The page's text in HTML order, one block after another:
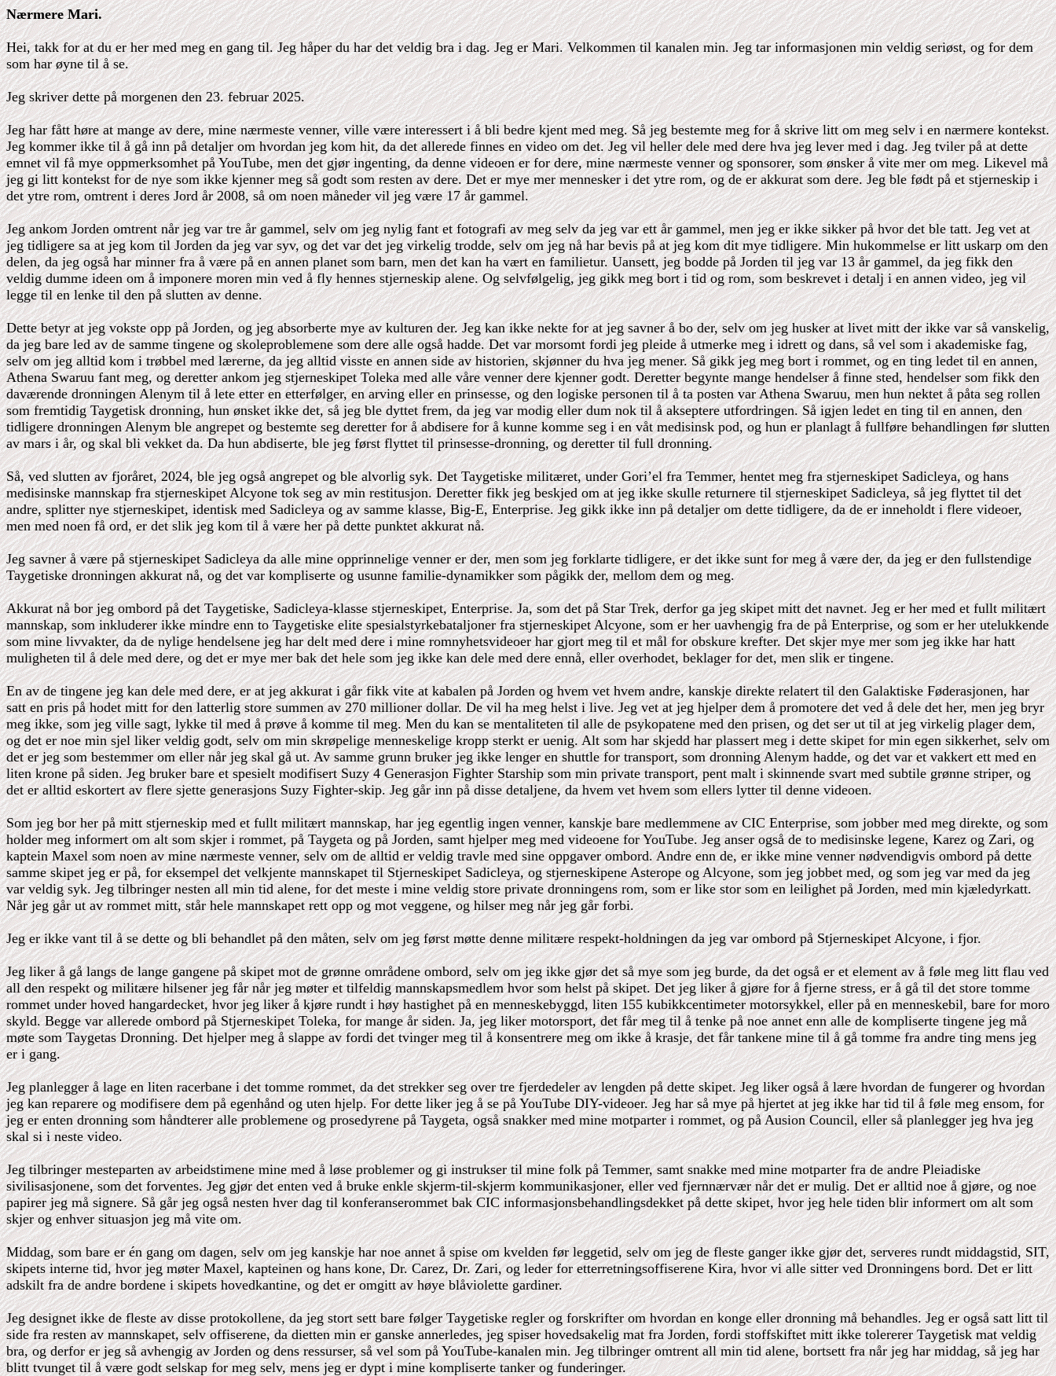
Nærmere Mari.
Hei, takk for at du er her med meg en gang til. Jeg håper du har det veldig bra i dag. Jeg er Mari. Velkommen til kanalen min. Jeg tar informasjonen min veldig seriøst, og for dem
som har øyne til å se.
Jeg skriver dette på morgenen den 23. februar 2025.
Jeg har fått høre at mange av dere, mine nærmeste venner, ville være interessert i å bli bedre kjent med meg. Så jeg bestemte meg for å skrive litt om meg selv i en nærmere kontekst.
Jeg kommer ikke til å gå inn på detaljer om hvordan jeg kom hit, da det allerede finnes en video om det. Jeg vil heller dele med dere hva jeg lever med i dag. Jeg tviler på at dette
emnet vil få mye oppmerksomhet på YouTube, men det gjør ingenting, da denne videoen er for dere, mine nærmeste venner og sponsorer, som ønsker å vite mer om meg. Likevel må
jeg gi litt kontekst for de nye som ikke kjenner meg så godt som resten av dere. Det er mye mer mennesker i det ytre rom, og de er akkurat som dere. Jeg ble født på et stjerneskip i
det ytre rom, omtrent i deres Jord år 2008, så om noen måneder vil jeg være 17 år gammel.
Jeg ankom Jorden omtrent når jeg var tre år gammel, selv om jeg nylig fant et fotografi av meg selv da jeg var ett år gammel, men jeg er ikke sikker på hvor det ble tatt. Jeg vet at
jeg tidligere sa at jeg kom til Jorden da jeg var syv, og det var det jeg virkelig trodde, selv om jeg nå har bevis på at jeg kom dit mye tidligere. Min hukommelse er litt uskarp om den
delen, da jeg også har minner fra å være på en annen planet som barn, men det kan ha vært en familietur. Uansett, jeg bodde på Jorden til jeg var 13 år gammel, da jeg fikk den
veldig dumme ideen om å imponere moren min ved å fly hennes stjerneskip alene. Og selvfølgelig, jeg gikk meg bort i tid og rom, som beskrevet i detalj i en annen video, jeg vil
legge til en lenke til den på slutten av denne.
Dette betyr at jeg vokste opp på Jorden, og jeg absorberte mye av kulturen der. Jeg kan ikke nekte for at jeg savner å bo der, selv om jeg husker at livet mitt der ikke var så vanskelig,
da jeg bare led av de samme tingene og skoleproblemene som dere alle også hadde. Det var morsomt fordi jeg pleide å utmerke meg i idrett og dans, så vel som i akademiske fag,
selv om jeg alltid kom i trøbbel med lærerne, da jeg alltid visste en annen side av historien, skjønner du hva jeg mener. Så gikk jeg meg bort i rommet, og en ting ledet til en annen,
Athena Swaruu fant meg, og deretter ankom jeg stjerneskipet Toleka med alle våre venner dere kjenner godt. Deretter begynte mange hendelser å finne sted, hendelser som fikk den
daværende dronningen Alenym til å lete etter en etterfølger, en arving eller en prinsesse, og den logiske personen til å ta posten var Athena Swaruu, men hun nektet å påta seg rollen
som fremtidig Taygetisk dronning, hun ønsket ikke det, så jeg ble dyttet frem, da jeg var modig eller dum nok til å akseptere utfordringen. Så igjen ledet en ting til en annen, den
tidligere dronningen Alenym ble angrepet og bestemte seg deretter for å abdisere for å kunne komme seg i en våt medisinsk pod, og hun er planlagt å fullføre behandlingen før slutten
av mars i år, og skal bli vekket da. Da hun abdiserte, ble jeg først flyttet til prinsesse-dronning, og deretter til full dronning.
Så, ved slutten av fjoråret, 2024, ble jeg også angrepet og ble alvorlig syk. Det Taygetiske militæret, under Gori’el fra Temmer, hentet meg fra stjerneskipet Sadicleya, og hans
medisinske mannskap fra stjerneskipet Alcyone tok seg av min restitusjon. Deretter fikk jeg beskjed om at jeg ikke skulle returnere til stjerneskipet Sadicleya, så jeg flyttet til det
andre, splitter nye stjerneskipet, identisk med Sadicleya og av samme klasse, Big-E, Enterprise. Jeg gikk ikke inn på detaljer om dette tidligere, da de er inneholdt i flere videoer,
men med noen få ord, er det slik jeg kom til å være her på dette punktet akkurat nå.
Jeg savner å være på stjerneskipet Sadicleya da alle mine opprinnelige venner er der, men som jeg forklarte tidligere, er det ikke sunt for meg å være der, da jeg er den fullstendige
Taygetiske dronningen akkurat nå, og det var kompliserte og usunne familie-dynamikker som pågikk der, mellom dem og meg.
Akkurat nå bor jeg ombord på det Taygetiske, Sadicleya-klasse stjerneskipet, Enterprise. Ja, som det på Star Trek, derfor ga jeg skipet mitt det navnet. Jeg er her med et fullt militært
mannskap, som inkluderer ikke mindre enn to Taygetiske elite spesialstyrkebataljoner fra stjerneskipet Alcyone, som er her uavhengig fra de på Enterprise, og som er her utelukkende
som mine livvakter, da de nylige hendelsene jeg har delt med dere i mine romnyhetsvideoer har gjort meg til et mål for obskure krefter. Det skjer mye mer som jeg ikke har hatt
muligheten til å dele med dere, og det er mye mer bak det hele som jeg ikke kan dele med dere ennå, eller overhodet, beklager for det, men slik er tingene.
En av de tingene jeg kan dele med dere, er at jeg akkurat i går fikk vite at kabalen på Jorden og hvem vet hvem andre, kanskje direkte relatert til den Galaktiske Føderasjonen, har
satt en pris på hodet mitt for den latterlig store summen av 270 millioner dollar. De vil ha meg helst i live. Jeg vet at jeg hjelper dem å promotere det ved å dele det her, men jeg bryr
meg ikke, som jeg ville sagt, lykke til med å prøve å komme til meg. Men du kan se mentaliteten til alle de psykopatene med den prisen, og det ser ut til at jeg virkelig plager dem,
og det er noe min sjel liker veldig godt, selv om min skrøpelige menneskelige kropp sterkt er uenig. Alt som har skjedd har plassert meg i dette skipet for min egen sikkerhet, selv om
det er jeg som bestemmer om eller når jeg skal gå ut. Av samme grunn bruker jeg ikke lenger en shuttle for transport, som dronning Alenym hadde, og det var et vakkert ett med en
liten krone på siden. Jeg bruker bare et spesielt modifisert Suzy 4 Generasjon Fighter Starship som min private transport, pent malt i skinnende svart med subtile grønne striper, og
det er alltid eskortert av flere sjette generasjons Suzy Fighter-skip. Jeg går inn på disse detaljene, da hvem vet hvem som ellers lytter til denne videoen.
Som jeg bor her på mitt stjerneskip med et fullt militært mannskap, har jeg egentlig ingen venner, kanskje bare medlemmene av CIC Enterprise, som jobber med meg direkte, og som
holder meg informert om alt som skjer i rommet, på Taygeta og på Jorden, samt hjelper meg med videoene for YouTube. Jeg anser også de to medisinske legene, Karez og Zari, og
kaptein Maxel som noen av mine nærmeste venner, selv om de alltid er veldig travle med sine oppgaver ombord. Andre enn de, er ikke mine venner nødvendigvis ombord på dette
samme skipet jeg er på, for eksempel det velkjente mannskapet til Stjerneskipet Sadicleya, og stjerneskipene Asterope og Alcyone, som jeg jobbet med, og som jeg var med da jeg
var veldig syk. Jeg tilbringer nesten all min tid alene, for det meste i mine veldig store private dronningens rom, som er like stor som en leilighet på Jorden, med min kjæledyrkatt.
Når jeg går ut av rommet mitt, står hele mannskapet rett opp og mot veggene, og hilser meg når jeg går forbi.
Jeg er ikke vant til å se dette og bli behandlet på den måten, selv om jeg først møtte denne militære respekt-holdningen da jeg var ombord på Stjerneskipet Alcyone, i fjor.
Jeg liker å gå langs de lange gangene på skipet mot de grønne områdene ombord, selv om jeg ikke gjør det så mye som jeg burde, da det også er et element av å føle meg litt flau ved
all den respekt og militære hilsener jeg får når jeg møter et tilfeldig mannskapsmedlem hvor som helst på skipet. Det jeg liker å gjøre for å fjerne stress, er å gå til det store tomme
rommet under hoved hangardecket, hvor jeg liker å kjøre rundt i høy hastighet på en menneskebyggd, liten 155 kubikkcentimeter motorsykkel, eller på en menneskebil, bare for moro
skyld. Begge var allerede ombord på Stjerneskipet Toleka, for mange år siden. Ja, jeg liker motorsport, det får meg til å tenke på noe annet enn alle de kompliserte tingene jeg må
møte som Taygetas Dronning. Det hjelper meg å slappe av fordi det tvinger meg til å konsentrere meg om ikke å krasje, det får tankene mine til å gå tomme fra andre ting mens jeg
er i gang.
Jeg planlegger å lage en liten racerbane i det tomme rommet, da det strekker seg over tre fjerdedeler av lengden på dette skipet. Jeg liker også å lære hvordan de fungerer og hvordan
jeg kan reparere og modifisere dem på egenhånd og uten hjelp. For dette liker jeg å se på YouTube DIY-videoer. Jeg har så mye på hjertet at jeg ikke har tid til å føle meg ensom, for
jeg er enten dronning som håndterer alle problemene og prosedyrene på Taygeta, også snakker med mine motparter i rommet, og på Ausion Council, eller så planlegger jeg hva jeg
skal si i neste video.
Jeg tilbringer mesteparten av arbeidstimene mine med å løse problemer og gi instrukser til mine folk på Temmer, samt snakke med mine motparter fra de andre Pleiadiske
sivilisasjonene, som det forventes. Jeg gjør det enten ved å bruke enkle skjerm-til-skjerm kommunikasjoner, eller ved fjernnærvær når det er mulig. Det er alltid noe å gjøre, og noe
papirer jeg må signere. Så går jeg også nesten hver dag til konferanserommet bak CIC informasjonsbehandlingsdekket på dette skipet, hvor jeg hele tiden blir informert om alt som
skjer og enhver situasjon jeg må vite om.
Middag, som bare er én gang om dagen, selv om jeg kanskje har noe annet å spise om kvelden før leggetid, selv om jeg de fleste ganger ikke gjør det, serveres rundt middagstid, SIT,
skipets interne tid, hvor jeg møter Maxel, kapteinen og hans kone, Dr. Carez, Dr. Zari, og leder for etterretningsoffiserene Kira, hvor vi alle sitter ved Dronningens bord. Det er litt
adskilt fra de andre bordene i skipets hovedkantine, og det er omgitt av høye blåviolette gardiner.
Jeg designet ikke de fleste av disse protokollene, da jeg stort sett bare følger Taygetiske regler og forskrifter om hvordan en konge eller dronning må behandles. Jeg er også satt litt til
side fra resten av mannskapet, selv offiserene, da dietten min er ganske annerledes, jeg spiser hovedsakelig mat fra Jorden, fordi stoffskiftet mitt ikke tolererer Taygetisk mat veldig
bra, og derfor er jeg så avhengig av Jorden og dens ressurser, så vel som på YouTube-kanalen min. Jeg tilbringer omtrent all min tid alene, bortsett fra når jeg har middag, så jeg har
blitt tvunget til å være godt selskap for meg selv, mens jeg er dypt i mine kompliserte tanker og funderinger.